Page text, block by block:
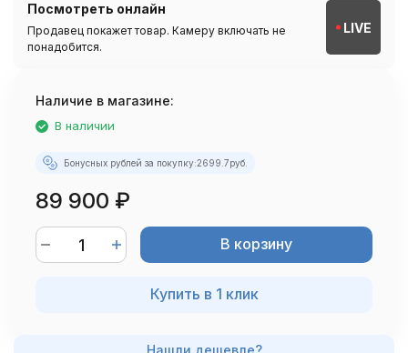
Посмотреть онлайн
Продавец покажет товар. Камеру включать не
понадобится.
LIVE
Наличие в магазине:
В наличии
Бонусных рублей за покупку:2699.7руб.
89 900 ₽
В корзину
Купить в 1 клик